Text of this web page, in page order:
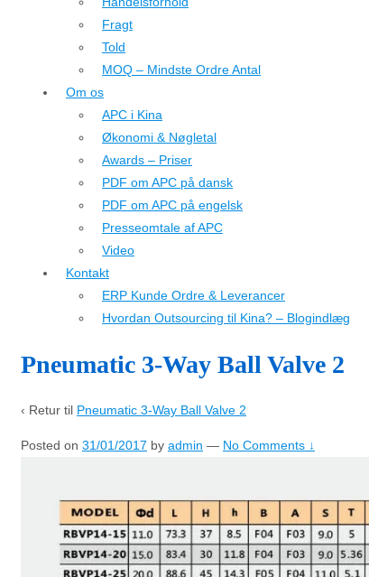
Fragt
Told
MOQ – Mindste Ordre Antal
Om os
APC i Kina
Økonomi & Nøgletal
Awards – Priser
PDF om APC på dansk
PDF om APC på engelsk
Presseomtale af APC
Video
Kontakt
ERP Kunde Ordre & Leverancer
Hvordan Outsourcing til Kina? – Blogindlæg
Pneumatic 3-Way Ball Valve 2
‹ Retur til Pneumatic 3-Way Ball Valve 2
Posted on 31/01/2017 by admin — No Comments ↓